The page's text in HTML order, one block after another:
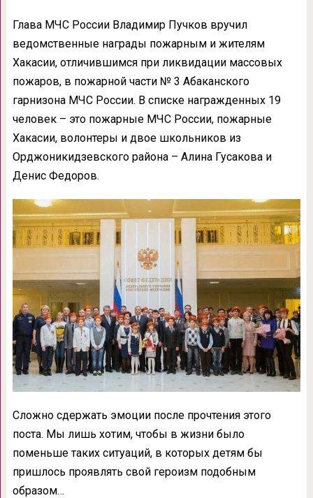
Глава МЧС России Владимир Пучков вручил
ведомственные награды пожарным и жителям
Хакасии, отличившимся при ликвидации массовых
пожаров, в пожарной части № 3 Абаканского
гарнизона МЧС России. В списке награжденных 19
человек – это пожарные МЧС России, пожарные
Хакасии, волонтеры и двое школьников из
Орджоникидзевского района – Алина Гусакова и
Денис Федоров.
Сложно сдержать эмоции после прочтения этого
поста. Мы лишь хотим, чтобы в жизни было
поменьше таких ситуаций, в которых детям бы
пришлось проявлять свой героизм подобным
образом…